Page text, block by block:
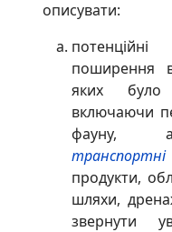
описувати:
поширення
яких
включаючи
фауну,
продукти,
шляхи,
звернути